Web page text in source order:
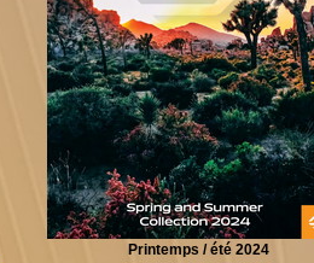
Printemps / été 2024